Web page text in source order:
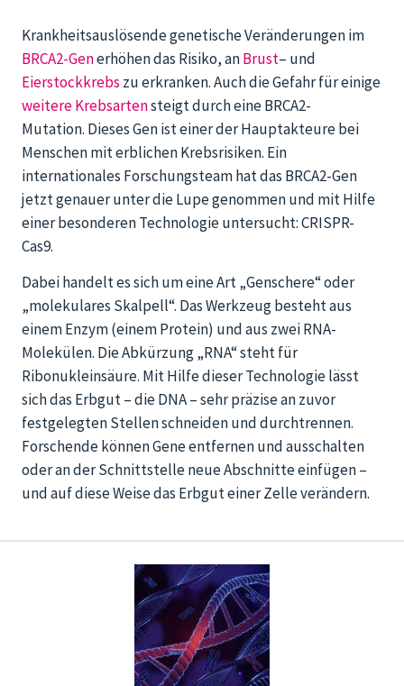
Krankheitsauslösende genetische Veränderungen im
BRCA2-Generhöhen das Risiko, anBrust– und
Eierstockkrebs zu erkranken. Auch die Gefahr für einige
weitere Krebsartensteigt durch eine BRCA2-
Mutation. Dieses Gen ist einer der Hauptakteure bei
Menschen mit erblichen Krebsrisiken. Ein
internationales Forschungsteam hat das BRCA2-Gen
jetzt genauer unter die Lupe genommen und mit Hilfe
einer besonderen Technologie untersucht: CRISPR-
Cas9.
Dabei handelt es sich um eine Art „Genschere“ oder
„molekulares Skalpell“. Das Werkzeug besteht aus
einem Enzym (einem Protein) und aus zwei RNA-
Molekülen. Die Abkürzung „RNA“ steht für
Ribonukleinsäure. Mit Hilfe dieser Technologie lässt
sich das Erbgut – die DNA – sehr präzise an zuvor
festgelegten Stellen schneiden und durchtrennen.
Forschende können Gene entfernen und ausschalten
oder an der Schnittstelle neue Abschnitte einfügen –
und auf diese Weise das Erbgut einer Zelle verändern.